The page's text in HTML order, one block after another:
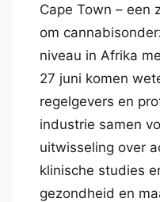
Cape Town – een
om
niveau in Afrika
27 juni komen
regelgevers en
industrie samen
uitwisseling over
klinische studies
gezondheid en